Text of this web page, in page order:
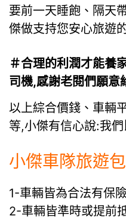
要前一天睡飽、隔天
傑做支持您安心旅遊
＃合理的利潤才能養
司機,感謝老閱們願意
以上綜合價錢、車輛
等,小傑有信心說:我
小傑車隊旅遊
1-車輛皆為合法有保
2-車輛皆準時或提前